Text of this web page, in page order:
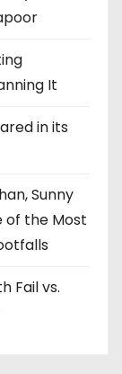
It
in its
Sunny
of the Most
Fail vs.